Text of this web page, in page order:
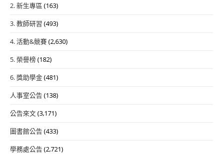
2. 新生專區 (163)
3. 教師研習 (493)
4. 活動&競賽(2,630)
5. 榮譽榜(182)
6. 獎助學金(481)
人事室公告(138)
公告來文(3,171)
圖書館公告(433)
學務處公告(2,721)